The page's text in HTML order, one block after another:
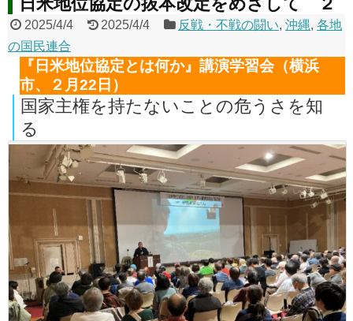
2025/4/4 2025/4/4 反戦・不戦の闘い,沖縄,各地
の国民連合
『日米地位協定とは何か』講演学習会（横浜
市、２月22日）
国家主権を持たないことの危うさを知
る